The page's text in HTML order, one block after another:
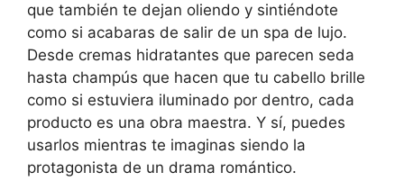
que también te dejan oliendo y sintiéndote
como si acabaras de salir de un spa de lujo.
Desde cremas hidratantes que parecen seda
hasta champús que hacen que tu cabello brille
como si estuviera iluminado por dentro, cada
producto es una obra maestra. Y sí, puedes
usarlos mientras te imaginas siendo la
protagonista de un drama romántico.